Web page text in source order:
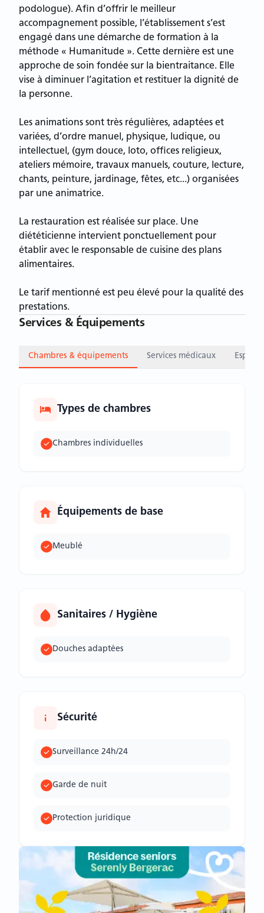
podologue). Afin d’offrir le meilleur
accompagnement possible, l’établissement s’est
engagé dans une démarche de formation à la
méthode « Humanitude ». Cette dernière est une
approche de soin fondée sur la bientraitance. Elle
vise à diminuer l’agitation et restituer la dignité de
la personne.
Les animations sont très régulières, adaptées et
variées, d’ordre manuel, physique, ludique, ou
intellectuel, (gym douce, loto, offices religieux,
ateliers mémoire, travaux manuels, couture, lecture,
chants, peinture, jardinage, fêtes, etc...) organisées
par une animatrice.
La restauration est réalisée sur place. Une
diététicienne intervient ponctuellement pour
établir avec le responsable de cuisine des plans
alimentaires.
Le tarif mentionné est peu élevé pour la qualité des
prestations.
Services & Équipements
Chambres & équipements Services médicaux
Types de chambres
Chambres individuelles
Équipements de base
Meublé
Sanitaires / Hygiène
Douches adaptées
Sécurité
Surveillance 24h/24
Garde de nuit
Protection juridique